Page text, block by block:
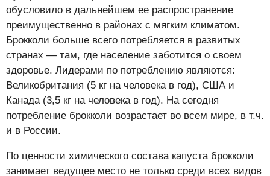
обусловило в дальнейшем ее распространение
преимущественно в районах с мягким климатом.
Брокколи больше всего потребляется в развитых
странах — там, где население заботится о своем
здоровье. Лидерами по потреблению являются:
Великобритания (5 кг на человека в год), США и
Канада (3,5 кг на человека в год). На сегодня
потребление брокколи возрастает во всем мире, в т.ч.
и в России.
По ценности химического состава капуста брокколи
занимает ведущее место не только среди всех видов